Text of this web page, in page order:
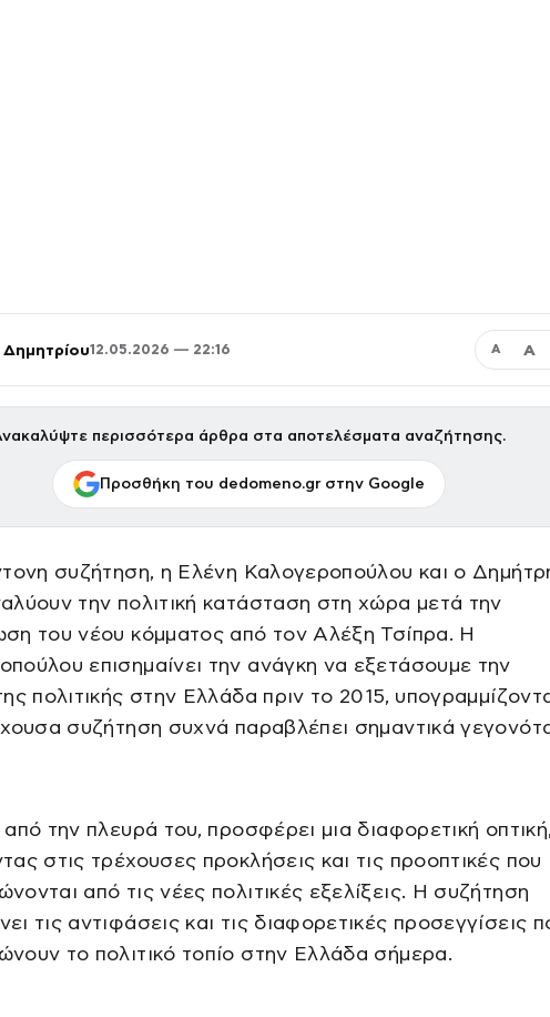
12.05.2026 — 22:16 Α Α
περισσότερα άρθρα στα αποτελέσματα αναζήτησης.
Προσθήκη του dedomeno.gr στην Google
συζήτηση, η Ελένη Καλογεροπούλου και ο
την πολιτική κατάσταση στη χώρα μετά την
του νέου κόμματος από τον Αλέξη Τσίπρα. Η
επισημαίνει την ανάγκη να εξετάσουμε την
πολιτικής στην Ελλάδα πριν το 2015,
συζήτηση συχνά παραβλέπει σημαντικά
την πλευρά του, προσφέρει μια διαφορετική οπτική,
στις τρέχουσες προκλήσεις και τις προοπτικές που
από τις νέες πολιτικές εξελίξεις. Η συζήτηση
τις αντιφάσεις και τις διαφορετικές προσεγγίσεις
το πολιτικό τοπίο στην Ελλάδα σήμερα.